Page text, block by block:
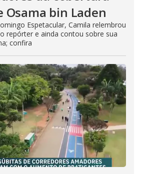
Osama bin Laden
Espetacular, Camila relembrou
repórter e ainda contou sobre sua
confira